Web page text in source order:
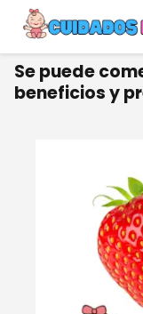
Se puede
beneficios y